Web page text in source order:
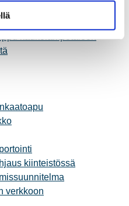
kiinteistössä
verkkoon